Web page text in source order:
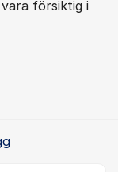
försiktig i